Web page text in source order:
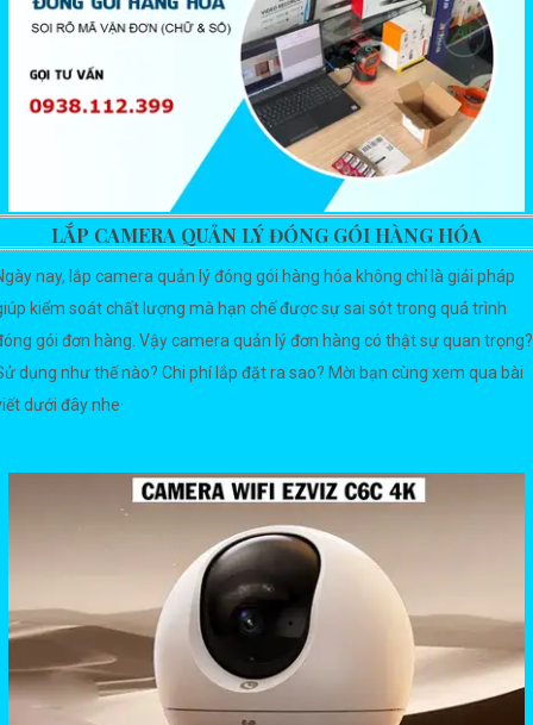
LẮP CAMERA QUẢN LÝ ĐÓNG GÓI HÀNG HÓA
nay, lắp camera quản lý đóng gói hàng hóa không chỉ là giải pháp
kiểm soát chất lượng mà hạn chế được sự sai sót trong quá trình
gói đơn hàng. Vậy camera quản lý đơn hàng có thật sự quan trọng?
dụng như thế nào? Chi phí lắp đặt ra sao? Mời bạn cùng xem qua bài
dưới đây nhe·